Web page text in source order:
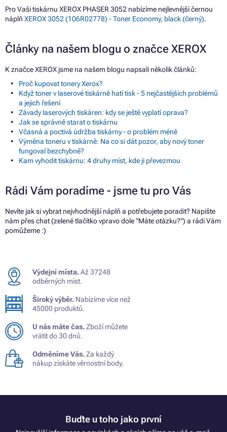
Pro Vaši tiskárnu XEROX PHASER 3052 nabízíme nejlevnější černou
náplň XEROX 3052 (106R02778) - Toner Economy, black (černý).
Články na našem blogu o značce XEROX
K značce XEROX jsme na našem blogu napsali několik článků:
Proč kupovat tonery Xerox?
Když toner v laserové tiskárně hatí tisk - 5 nejčastějších problémů
a jejich řešení
Závady laserových tiskáren: kdy se ještě vyplatí oprava?
Jak se správně starat o tiskárnu
Včasná a poctivá údržba tiskárny - o problém méně
Výměna toneru v tiskárně: Na co si dát pozor, aby nový toner
fungoval bezchybně?
Kam vyhodit tiskárnu: 4 druhy míst, kde ji převezmou
Rádi Vám poradíme - jsme tu pro Vás
Nevíte jak si vybrat nejvhodnější náplň a potřebujete poradit? Napište
nám přes chat (zelené tlačítko vpravo dole "Máte otázku?") a rádi Vám
pomůžeme :)
Výdejní místa.Až 37248
odběrných míst.
Široký výběr. Nabízíme více než
45000 produktů.
U nás máte čas.Zboží můžete
vrátit do 30 dnů.
Odměníme Vás.Za každý
nákup získáte věrnostní body.
Buďte u toho jako první